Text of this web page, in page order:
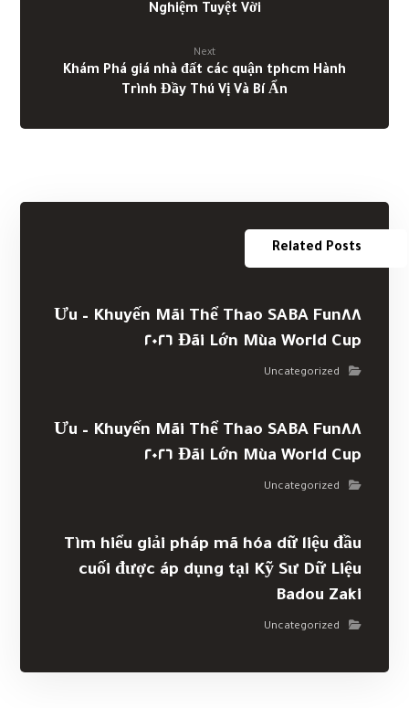
Nghiệm Tuyệt Vời
Next
Khám Phá giá nhà đất các quận tphcm Hành
Trình Đầy Thú Vị Và Bí Ẩn
Related Posts
Khuyến Mãi Thể Thao SABA Fun٨٨ – Ưu
Đãi Lớn Mùa World Cup ٢٠٢٦
Uncategorized
Khuyến Mãi Thể Thao SABA Fun٨٨ – Ưu
Đãi Lớn Mùa World Cup ٢٠٢٦
Uncategorized
Tìm hiểu giải pháp mã hóa dữ liệu đầu
cuối được áp dụng tại Kỹ Sư Dữ Liệu
Badou Zaki
Uncategorized